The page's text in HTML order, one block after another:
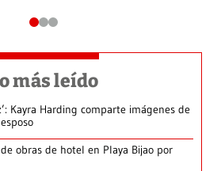
más leído
Kayra Harding comparte imágenes de
obras de hotel en Playa Bijao por